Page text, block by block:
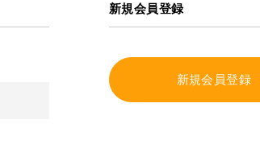
新規会員登録
新規会員登録